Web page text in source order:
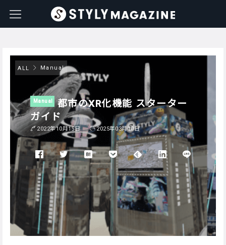
ALL Manual
Manual
都市のXR化機能 スターター
ガイド
2022年10月15日 2025年03月10日